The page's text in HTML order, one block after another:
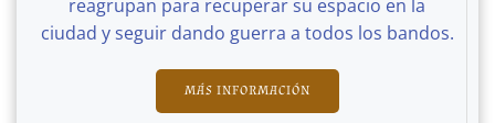
reagrupan para recuperar su espacio en la
ciudad y seguir dando guerra a todos los bandos.
MÁS INFORMACIÓN